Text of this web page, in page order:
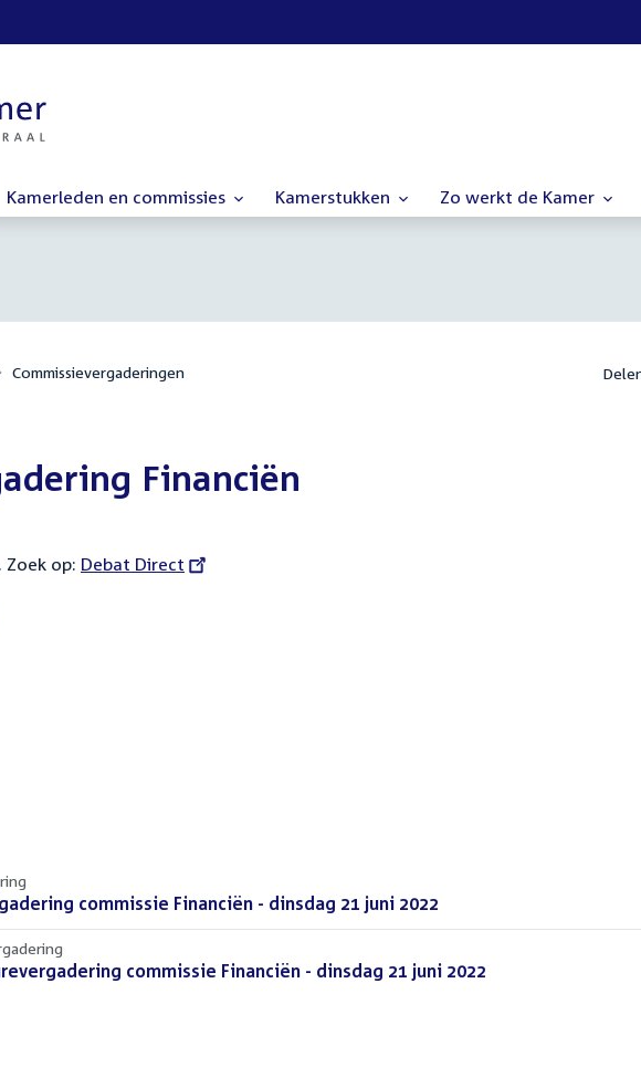
Kamerleden en commissies Kamerstukken Zo werkt de Kamer
Commissievergaderingen
Financiën
op: External
Debat Direct
commissie Financiën - dinsdag 21 juni 2022
commissie Financiën - dinsdag 21 juni 2022